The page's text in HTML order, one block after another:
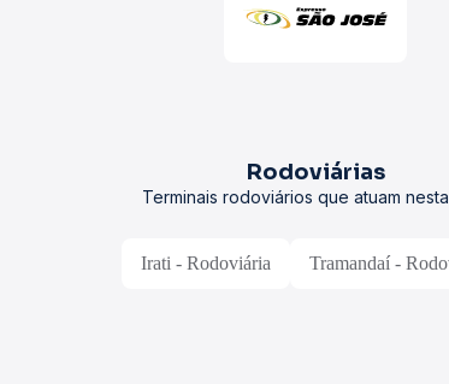
Rodoviárias
Terminais rodoviários que atuam
Irati - Rodoviária Tramandaí -